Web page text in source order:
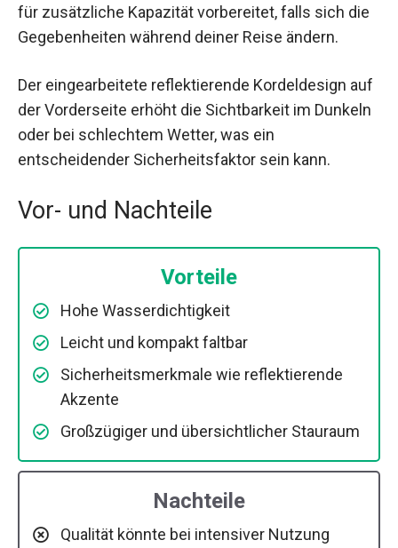
für zusätzliche Kapazität vorbereitet, falls sich die
Gegebenheiten während deiner Reise ändern.
Der eingearbeitete reflektierende Kordeldesign auf
der Vorderseite erhöht die Sichtbarkeit im Dunkeln
oder bei schlechtem Wetter, was ein
entscheidender Sicherheitsfaktor sein kann.
Vor- und Nachteile
Vorteile
Hohe Wasserdichtigkeit
Leicht und kompakt faltbar
Sicherheitsmerkmale wie reflektierende
Akzente
Großzügiger und übersichtlicher Stauraum
Nachteile
Qualität könnte bei intensiver Nutzung